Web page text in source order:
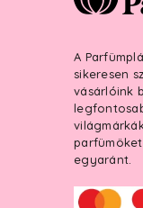
A
sikeresen
vásárlóink
egyaránt.